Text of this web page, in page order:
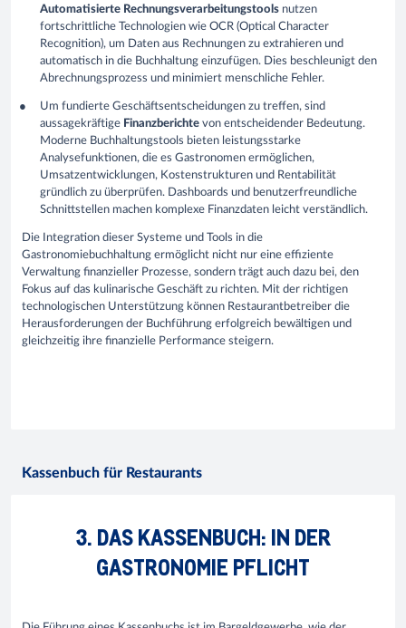
Automatisierte Rechnungsverarbeitungstools nutzen
fortschrittliche Technologien wie OCR (Optical Character
Recognition), um Daten aus Rechnungen zu extrahieren und
automatisch in die Buchhaltung einzufügen. Dies beschleunigt den
Abrechnungsprozess und minimiert menschliche Fehler.
Um fundierte Geschäftsentscheidungen zu treffen, sind
aussagekräftige Finanzberichte von entscheidender Bedeutung.
Moderne Buchhaltungstools bieten leistungsstarke
Analysefunktionen, die es Gastronomen ermöglichen,
Umsatzentwicklungen, Kostenstrukturen und Rentabilität
gründlich zu überprüfen. Dashboards und benutzerfreundliche
Schnittstellen machen komplexe Finanzdaten leicht verständlich.
Die Integration dieser Systeme und Tools in die
Gastronomiebuchhaltung ermöglicht nicht nur eine effiziente
Verwaltung finanzieller Prozesse, sondern trägt auch dazu bei, den
Fokus auf das kulinarische Geschäft zu richten. Mit der richtigen
technologischen Unterstützung können Restaurantbetreiber die
Herausforderungen der Buchführung erfolgreich bewältigen und
gleichzeitig ihre finanzielle Performance steigern.
Kassenbuch für Restaurants
3. DAS KASSENBUCH: IN DER
GASTRONOMIE PFLICHT